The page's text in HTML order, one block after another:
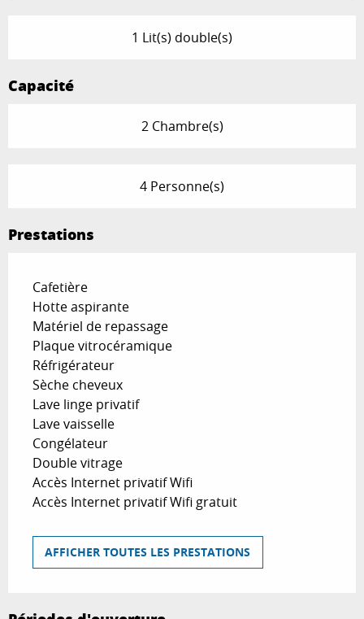
1 Lit(s) double(s)
Capacité
2 Chambre(s)
4 Personne(s)
Prestations
Cafetière
Hotte aspirante
Matériel de repassage
Plaque vitrocéramique
Réfrigérateur
Sèche cheveux
Lave linge privatif
Lave vaisselle
Congélateur
Double vitrage
Accès Internet privatif Wifi
Accès Internet privatif Wifi gratuit
AFFICHER TOUTES LES PRESTATIONS